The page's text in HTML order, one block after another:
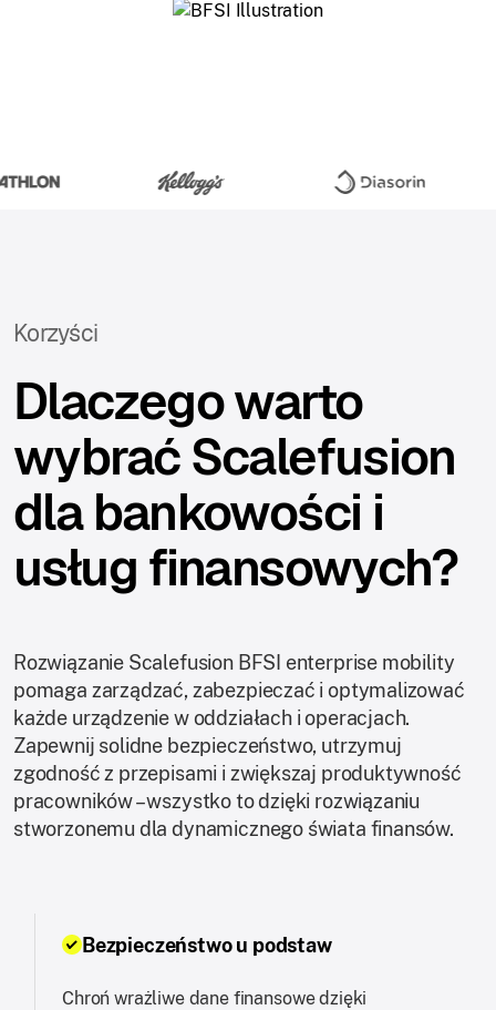
Korzyści
Dlaczego warto
wybrać Scalefusion
dla bankowości i
usług finansowych?
Rozwiązanie Scalefusion BFSI enterprise mobility
pomaga zarządzać, zabezpieczać i optymalizować
każde urządzenie w oddziałach i operacjach.
Zapewnij solidne bezpieczeństwo, utrzymuj
zgodność z przepisami i zwiększaj produktywność
pracowników – wszystko to dzięki rozwiązaniu
stworzonemu dla dynamicznego świata finansów.
Bezpieczeństwo u podstaw
Chroń wrażliwe dane finansowe dzięki